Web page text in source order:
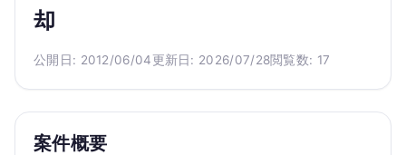
却
公開日: 2012/06/04更新日: 2026/07/28閲覧数: 17
案件概要